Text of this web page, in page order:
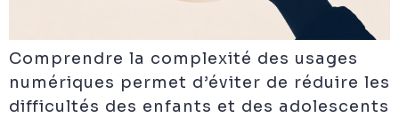
Comprendre la complexité des usages
numériques permet d’éviter de réduire les
difficultés des enfants et des adolescents